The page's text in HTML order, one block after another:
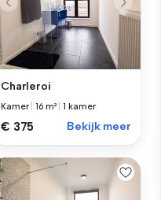
Charleroi
Kamer |16 m² |1 kamer
€ 375 Bekijk meer